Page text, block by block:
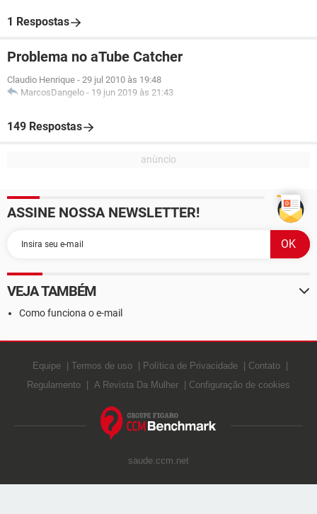
1 Respostas
Problema no aTube Catcher
Claudio Henrique - 29 jul 2010 às 19:48
MarcosDangelo - 19 jun 2019 às 21:43
149 Respostas
ASSINE NOSSA NEWSLETTER!
VEJA TAMBÉM
Como funciona o e-mail
Equipe Termos de uso Política de Privacidade
Contato
Regulamento
A Revista Da Mulher Configuração de cookies
saude.ccm.net